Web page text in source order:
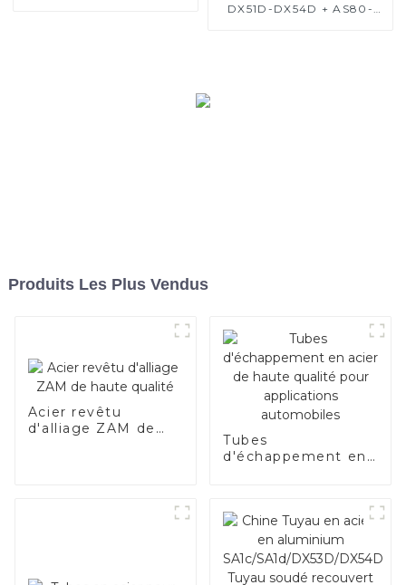
DX51D-DX54D + AS80-
Produits Les Plus Vendus
Acier revêtu
d'alliage ZAM de
Tubes
d'échappement en
automobiles